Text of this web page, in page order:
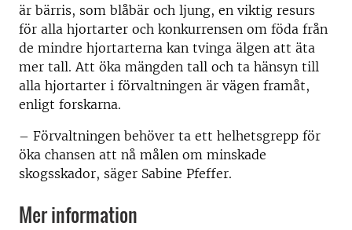
är bärris, som blåbär och ljung, en viktig resurs
för alla hjortarter och konkurrensen om föda från
de mindre hjortarterna kan tvinga älgen att äta
mer tall. Att öka mängden tall och ta hänsyn till
alla hjortarter i förvaltningen är vägen framåt,
enligt forskarna.
– Förvaltningen behöver ta ett helhetsgrepp för
öka chansen att nå målen om minskade
skogsskador, säger Sabine Pfeffer.
Mer information